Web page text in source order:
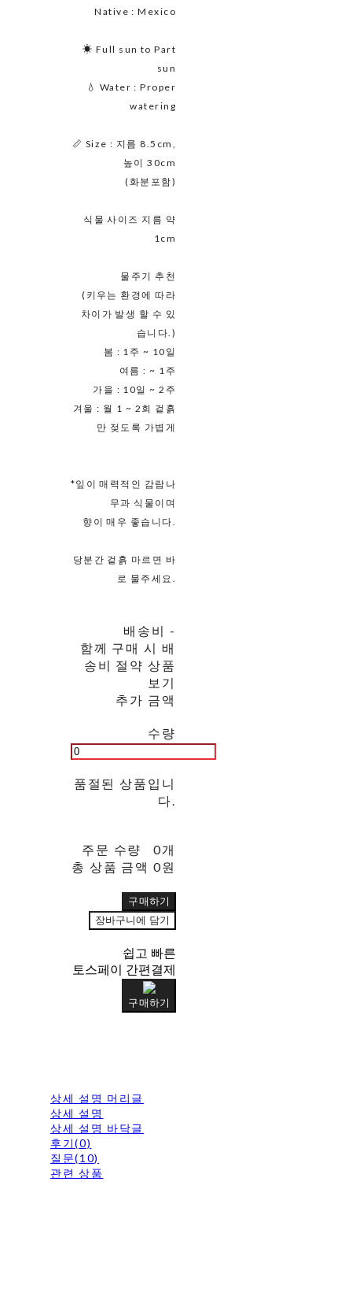
Native : Mexico
☀ Full sun to Part
sun
💧 Water : Proper
watering
📏 Size : 지름 8.5cm,
높이 30cm
(화분포함)
식물 사이즈 지름 약
1cm
물주기 추천
(키우는 환경에 따라
차이가 발생 할 수 있
습니다.)
봄 : 1주 ~ 10일
여름 : ~ 1주
가을 : 10일 ~ 2주
겨울 : 월 1 ~ 2회 겉흙
만 젖도록 가볍게
*잎이 매력적인 감람나
무과 식물이며
향이 매우 좋습니다.
당분간 겉흙 마르면 바
로 물주세요.
배송비 -
함께 구매 시 배
송비 절약 상품
보기
추가 금액
수량
품절된 상품입니
다.
주문 수량
0개
총 상품 금액 0원
구매하기
장바구니에 담기
쉽고 빠른
토스페이 간편결제
구매하기
상세 설명 머리글
상세 설명
상세 설명 바닥글
후기(0)
질문(10)
관련 상품